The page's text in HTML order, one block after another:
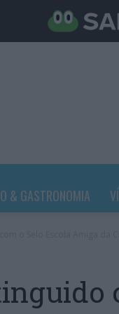
& GASTRONOMIA